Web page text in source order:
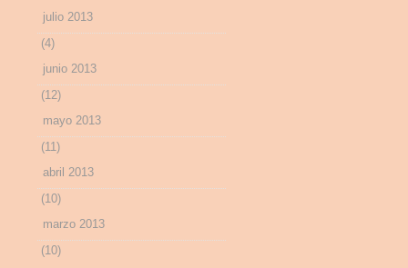
julio 2013
(4)
junio 2013
(12)
mayo 2013
(11)
abril 2013
(10)
marzo 2013
(10)